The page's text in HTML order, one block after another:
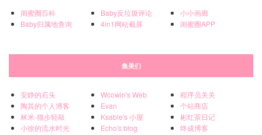
闺蜜圈百科
Baby归属地查询
Baby反垃圾评论
4in1网站截屏
小小画廊
闺蜜圈APP
集美们
安静的石头
陶其的个人博客
秫米-猫步轻敲
小徐的流水时光
Wcowin's Web
Evan
Ksable's 小屋
Echo's blog
程序员关关
个站商店
彬红茶日记
终成博客